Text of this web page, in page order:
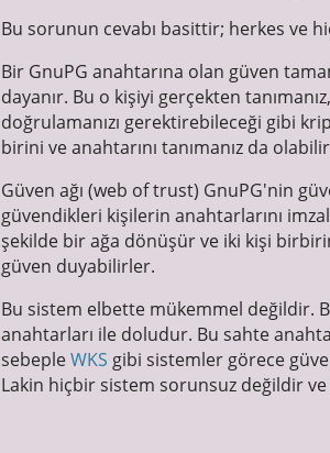
Bu sorunun cevabı basittir; herkes ve
Bir GnuPG anahtarına olan güven
dayanır. Bu o kişiyi gerçekten
doğrulamanızı gerektirebileceği gibi
birini ve anahtarını tanımanız da
Güven ağı (web of trust) GnuPG'nin
güvendikleri kişilerin anahtarlarını
şekilde bir ağa dönüşür ve iki kişi
güven duyabilirler.
Bu sistem elbette mükemmel değildir.
anahtarları ile doludur. Bu sahte
sebepleWKS gibi sistemler görece
Lakin hiçbir sistem sorunsuz değildir ve